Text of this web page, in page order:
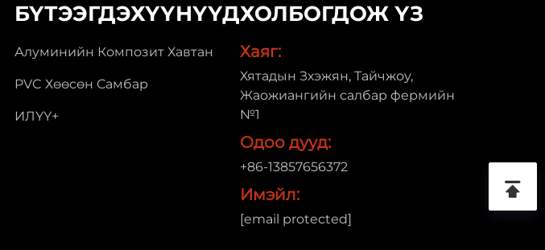
БҮТЭЭГДЭХҮҮНҮҮД
Алуминийн Композит Хавтан
PVC Хөөсөн Самбар
ИЛҮҮ+
ХОЛБОГДОЖ ҮЗ
Хаяг:
Хятадын Зхэжян, Тайчжоу,
Жаожиангийн салбар фермийн
№1
Одоо дууд:
+86-13857656372
Имэйл:
[email protected]